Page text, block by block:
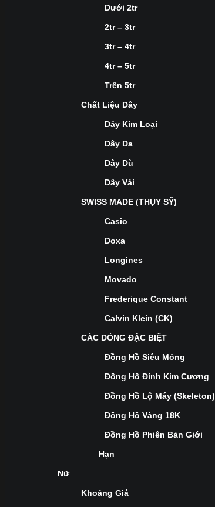
Dưới 2tr
2tr – 3tr
3tr – 4tr
4tr – 5tr
Trên 5tr
Chất Liệu Dây
Dây Kim Loại
Dây Da
Dây Dù
Dây Vải
SWISS MADE (THỤY SỸ)
Casio
Doxa
Longines
Movado
Frederique Constant
Calvin Klein (CK)
CÁC DÒNG ĐẶC BIỆT
Đồng Hồ Siêu Mỏng
Đồng Hồ Đính Kim Cương
Đồng Hồ Lộ Máy (Skeleton)
Đồng Hồ Vàng 18K
Đồng Hồ Phiên Bản Giới
Hạn
Nữ
Khoảng Giá